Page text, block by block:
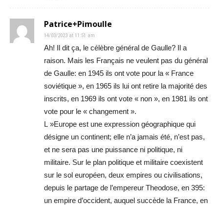
Patrice+Pimoulle
14/03/2023 at 11:51 am
Ah! Il dit ça, le célèbre général de Gaulle? Il a
raison. Mais les Français ne veulent pas du général
de Gaulle: en 1945 ils ont vote pour la « France
soviétique », en 1965 ils lui ont retire la majorité des
inscrits, en 1969 ils ont vote « non », en 1981 ils ont
vote pour le « changement ».
L »Europe est une expression géographique qui
désigne un continent; elle n’a jamais été, n’est pas,
et ne sera pas une puissance ni politique, ni
militaire. Sur le plan politique et militaire coexistent
sur le sol européen, deux empires ou civilisations,
depuis le partage de l’empereur Theodose, en 395:
un empire d’occident, auquel succède la France, en